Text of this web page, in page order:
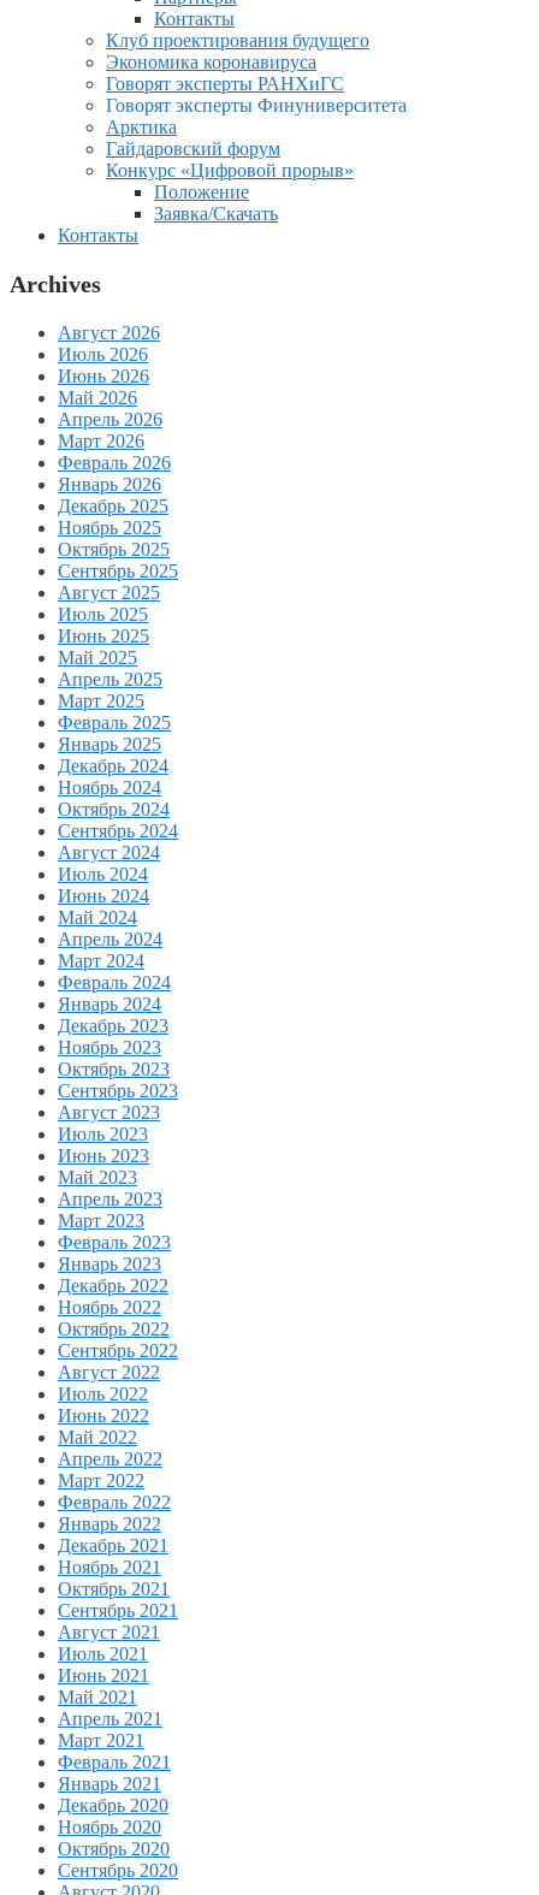
Контакты
Клуб проектирования будущего
Экономика коронавируса
Говорят эксперты РАНХиГС
Говорят эксперты Финуниверситета
Арктика
Гайдаровский форум
Конкурс «Цифровой прорыв»
Положение
Заявка/Скачать
Контакты
Archives
Август 2026
Июль 2026
Июнь 2026
Май 2026
Апрель 2026
Март 2026
Февраль 2026
Январь 2026
Декабрь 2025
Ноябрь 2025
Октябрь 2025
Сентябрь 2025
Август 2025
Июль 2025
Июнь 2025
Май 2025
Апрель 2025
Март 2025
Февраль 2025
Январь 2025
Декабрь 2024
Ноябрь 2024
Октябрь 2024
Сентябрь 2024
Август 2024
Июль 2024
Июнь 2024
Май 2024
Апрель 2024
Март 2024
Февраль 2024
Январь 2024
Декабрь 2023
Ноябрь 2023
Октябрь 2023
Сентябрь 2023
Август 2023
Июль 2023
Июнь 2023
Май 2023
Апрель 2023
Март 2023
Февраль 2023
Январь 2023
Декабрь 2022
Ноябрь 2022
Октябрь 2022
Сентябрь 2022
Август 2022
Июль 2022
Июнь 2022
Май 2022
Апрель 2022
Март 2022
Февраль 2022
Январь 2022
Декабрь 2021
Ноябрь 2021
Октябрь 2021
Сентябрь 2021
Август 2021
Июль 2021
Июнь 2021
Май 2021
Апрель 2021
Март 2021
Февраль 2021
Январь 2021
Декабрь 2020
Ноябрь 2020
Октябрь 2020
Сентябрь 2020